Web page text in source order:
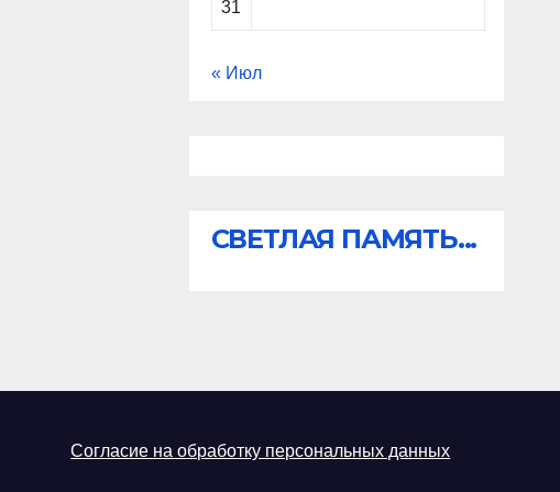
31
« Июл
СВЕТЛАЯ ПАМЯТЬ...
Согласие на обработку персональных данных